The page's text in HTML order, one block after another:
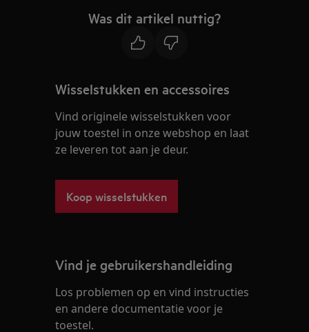
Was dit artikel nuttig?
Wisselstukken en accessoires
Vind originele wisselstukken voor
jouw toestel in onze webshop en laat
ze leveren tot aan je deur.
Koop wisselstukken
Vind je gebruikershandleiding
Los problemen op en vind instructies
en andere documentatie voor je
toestel.